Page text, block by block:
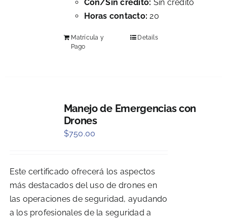
Con/Sin crédito: Sin crédito
Horas contacto: 20
Matrícula y
Pago
Details
Manejo de Emergencias con
Drones
$750.00
Este certificado ofrecerá los aspectos
más destacados del uso de drones en
las operaciones de seguridad, ayudando
a los profesionales de la seguridad a